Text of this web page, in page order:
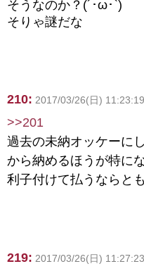
そうなのか？(´･ω･`)
そりゃ謎だな
210: 2017/03/26(日)
>>201
過去の未納オッケーに
から納めるほうが特に
利子付けて払うならと
219: 2017/03/26(日)